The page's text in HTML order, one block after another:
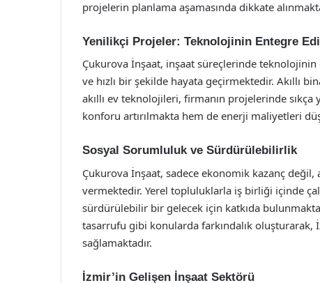
projelerin planlama aşamasında dikkate
Yenilikçi Projeler: Teknolojinin Entegre
Çukurova İnşaat, inşaat süreçlerinde
ve hızlı bir şekilde hayata geçirmektedir. Akıllı
akıllı ev teknolojileri, firmanın projelerinde sıkça
konforu artırılmakta hem de enerji maliyetleri
Sosyal Sorumluluk ve Sürdürülebilirlik
Çukurova İnşaat, sadece ekonomik kazanç
vermektedir. Yerel topluluklarla iş birliği içinde
sürdürülebilir bir gelecek için katkıda
tasarrufu gibi konularda farkındalık oluşturarak,
sağlamaktadır.
İzmir’in Gelişen İnşaat Sektörü